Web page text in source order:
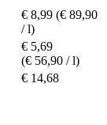
€ 8,99 (€ 89,90
/ l)
€ 5,69
(€ 56,90 / l)
€ 14,68